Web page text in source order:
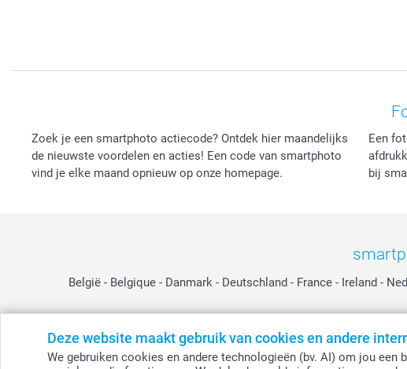
Deze website maakt gebruik van cookies en andere
We gebruiken cookies en andere technologieën (bv. AI) om jou een
Zoek je een smartphoto actiecode? Ontdek hier maandelijks
de nieuwste voordelen en acties! Een code van smartphoto
vind je elke maand opnieuw op onze homepage.
Een
bij
België - Belgique - Danmark - Deutschland - France - Ireland -
© smartphoto group. Alle rechten voorbehouden
smartphoto group NV.
Alle